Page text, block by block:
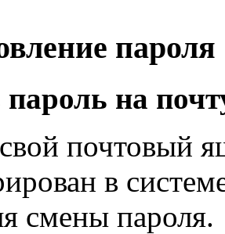
пароля
на
почтовый
в
смены пароля.